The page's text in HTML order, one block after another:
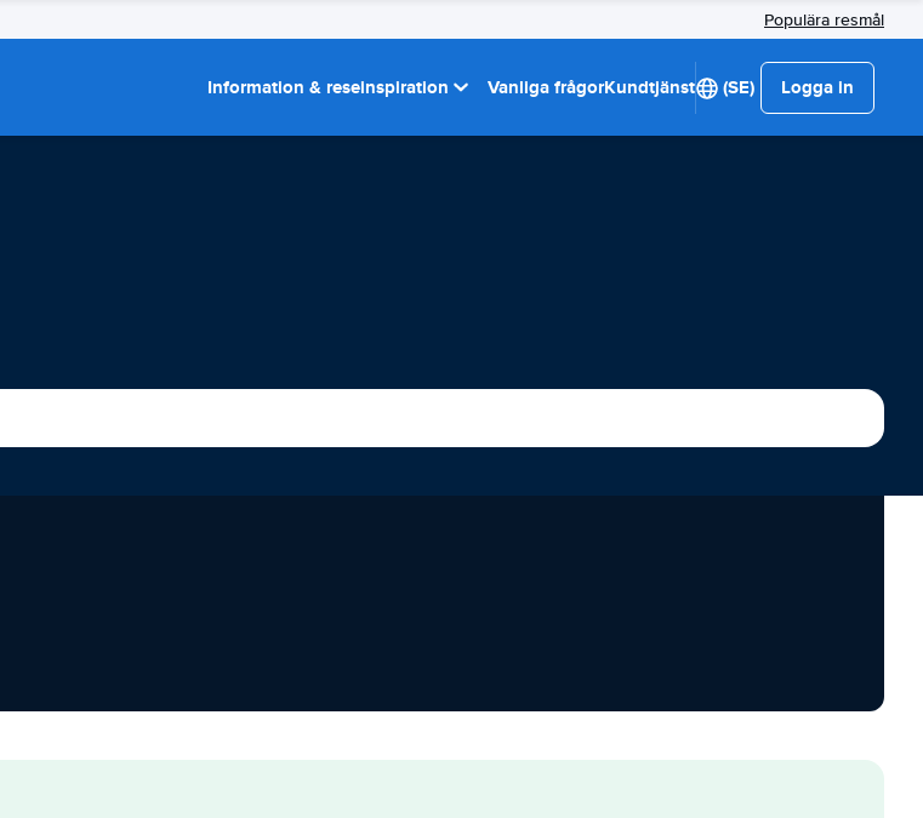
Populära resmål
Information & reseinspiration Vanliga frågorKundtjänst (SE) Logga in